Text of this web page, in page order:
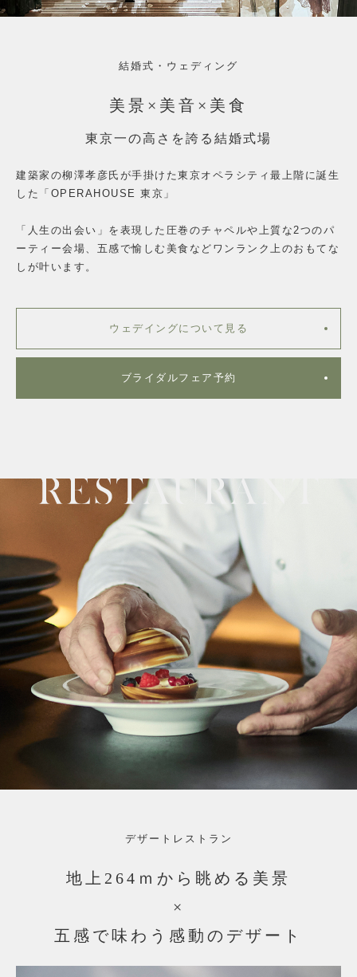
結婚式・ウェディング
美景×美音×美食
東京一の高さを誇る結婚式場
建築家の柳澤孝彦氏が手掛けた東京オペラシティ最上階に誕生
した「OPERAHOUSE 東京」
「人生の出会い」を表現した圧巻のチャペルや上質な2つのパ
ーティー会場、 五感で愉しむ美食などワンランク上のおもてな
しが叶います。
ウェデイングについて見る
ブライダルフェア予約
デザートレストラン
地上264ｍから眺める美景
×
五感で味わう感動のデザート